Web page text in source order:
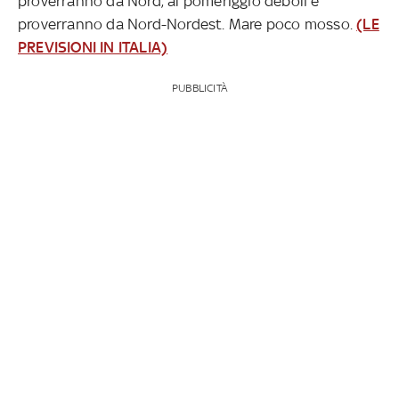
proverranno da Nord-Nordest. Mare poco mosso.(LE
PREVISIONI IN ITALIA)
PUBBLICITÀ